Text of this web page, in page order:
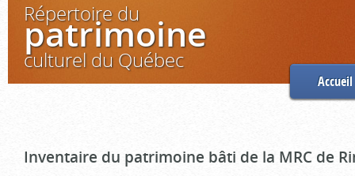
Répertoire du
patrimoine
culturel du Québec
Accueil
Inventaire du patrimoine bâti de la MRC de